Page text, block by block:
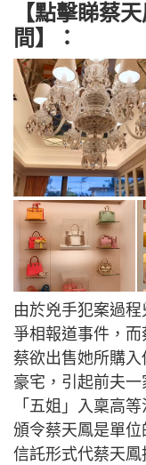
【點擊睇蔡
間】：
由於兇手犯案過
爭相報道事件，
蔡欲出售她所購
豪宅，引起前夫
「五姐」入稟高
頒令蔡天鳳是單
信託形式代蔡天